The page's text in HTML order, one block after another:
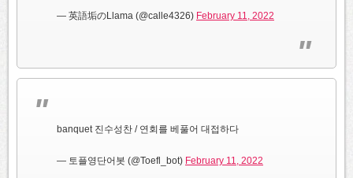
— 英語垢のLlama (@calle4326) February 11, 2022
banquet 진수성찬 / 연회를 베풀어 대접하다
— 토플영단어봇 (@Toefl_bot) February 11, 2022